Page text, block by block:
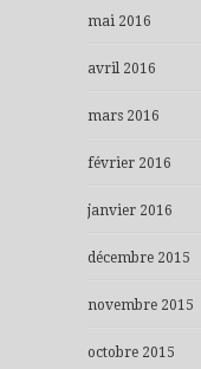
mai 2016
avril 2016
mars 2016
février 2016
janvier 2016
décembre 2015
novembre 2015
octobre 2015